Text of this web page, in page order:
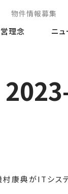
物件情報募集
理念 ニュ
典がITシステ